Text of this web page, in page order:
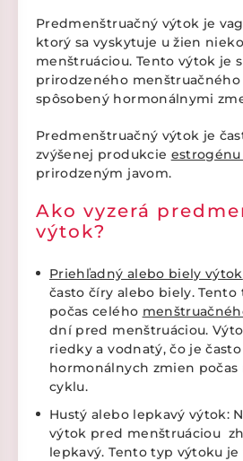
Predmenštruačný výtok je
ktorý sa vyskytuje u žien
menštruáciou. Tento výtok je
prirodzeného menštruačného
spôsobený hormonálnymi
Predmenštruačný výtok je
zvýšenej produkcie
prirodzeným javom.
Ako vyzerá
výtok?
Priehľadný alebo biely výtok
často číry alebo biely. Tento
počas celého
dní pred menštruáciou.
riedky a vodnatý, čo je
hormonálnych zmien
cyklu.
Hustý alebo lepkavý výtok:
výtok pred menštruáciou
lepkavý. Tento typ výtoku